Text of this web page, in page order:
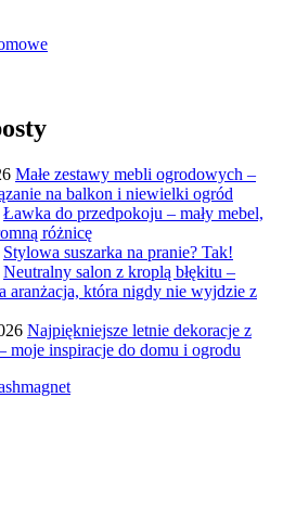
Małe zestawy mebli ogrodowych –
na balkon i niewielki ogród
Ławka do przedpokoju – mały mebel,
różnicę
Stylowa suszarka na pranie? Tak!
Neutralny salon z kroplą błękitu –
aranżacja, która nigdy nie wyjdzie z
Najpiękniejsze letnie dekoracje z
moje inspiracje do domu i ogrodu